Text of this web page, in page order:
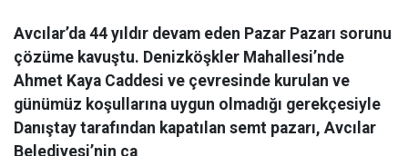
Avcılar’da 44 yıldır devam eden Pazar Pazarı sorunu
çözüme kavuştu. Denizköşkler Mahallesi’nde
Ahmet Kaya Caddesi ve çevresinde kurulan ve
günümüz koşullarına uygun olmadığı gerekçesiyle
Danıştay tarafından kapatılan semt pazarı, Avcılar
Belediyesi’nin ça